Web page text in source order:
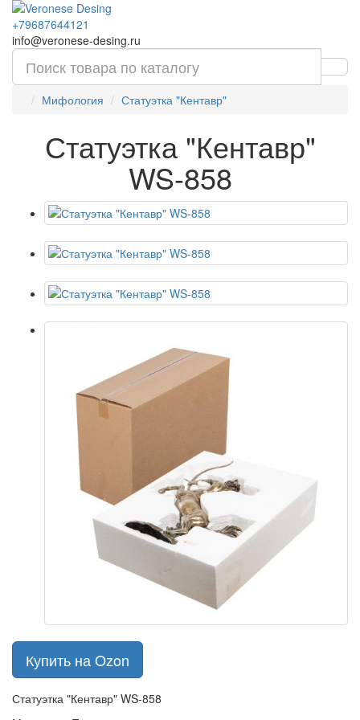
+79687644121
info@veronese-desing.ru
Мифология Статуэтка "Кентавр"
Статуэтка "Кентавр"
WS-858
Купить на Ozon
Статуэтка "Кентавр" WS-858